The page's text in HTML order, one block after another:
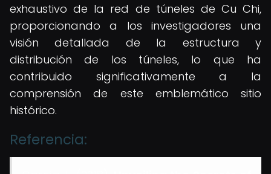
exhaustivo de la red de túneles de Cu Chi,
proporcionando a los investigadores una
visión detallada de la estructura y
distribución de los túneles, lo que ha
contribuido significativamente a la
comprensión de este emblemático sitio
histórico.
Referencia: